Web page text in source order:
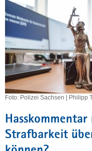
Foto: Polizei Sachsen | Philipp
Strafbarkeit